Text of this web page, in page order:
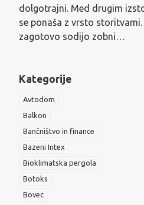
dolgotrajni. Med drugim
se ponaša z vrsto storitvami.
zagotovo sodijo zobni…
Kategorije
Avtodom
Balkon
Bančništvo in finance
Bazeni Intex
Bioklimatska pergola
Botoks
Bovec